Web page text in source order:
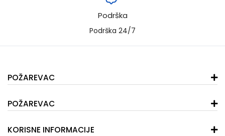
Podrška
Podrška 24/7
POŽAREVAC
POŽAREVAC
KORISNE INFORMACIJE